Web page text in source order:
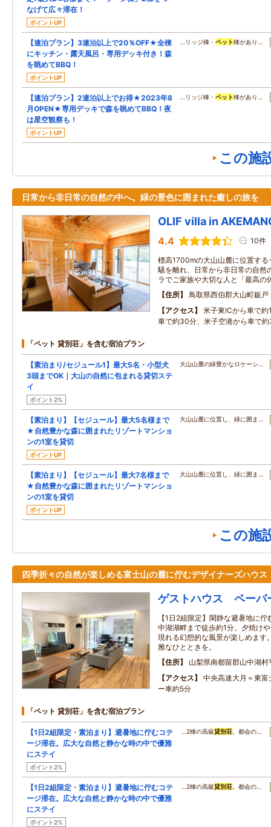
なげて広々滞在！
ポイントUP
【連泊プラン】3連泊以上で20％OFF★全棟
にキッチン・露天風呂・専用デッキ付き！森
を眺めてBBQ！
ポイントUP
…リッジ棟・ ペット棟があり…
【連泊プラン】2連泊以上でお得★2023年8
月OPEN★専用デッキで森を眺めてBBQ！夜
は星空観察も！
ポイントUP
…リッジ棟・ ペット棟があり…
この施
日常から非日常の自然の中へ。緑の景色に囲まれた癒しの旅を
OLIF villa in
4.4 10件
標高1700mの大山山麓に位置す
騒を離れ、日常から非日常の自然
ラでご家族や大切な人と「最高の
住所
鳥取県西伯郡大山町鈑戸
アクセス
米子東ICから車で
車で約30分、米子空港から車で
「ペット 貸別荘」を含む宿泊プラン
【素泊まり/セジュール1】最大5名・小型犬
3頭までOK｜大山の自然に包まれる貸切ステ
イ
ポイント2%
大山山麓の緑豊かなロケーシ…
【素泊まり】【セジュール】最大5名様まで
★自然豊かな森に囲まれたリゾートマンショ
ンの1室を貸切
ポイントUP
大山山麓に位置し、緑に囲ま…
【素泊まり】【セジュール】最大7名様まで
★自然豊かな森に囲まれたリゾートマンショ
ンの1室を貸切
ポイントUP
大山山麓に位置し、緑に囲ま…
この施
四季折々の自然が楽しめる富士山の麓に佇むデザイナーズハウス
ゲストハウス ペーパ
【1日2組限定】閑静な避暑地に
中湖湖畔まで徒歩約1分。夕焼け
現れる幻想的な風景が楽しめます
雅なひとときを。
住所
山梨県南都留郡山中湖
アクセス
中央高速大月＝東
ー車約5分
「ペット 貸別荘」を含む宿泊プラン
【1日2組限定・素泊まり】避暑地に佇むコテ
ージ滞在。広大な自然と静かな時の中で優雅
にステイ
ポイント2%
…2棟の高級貸別荘 。都会の…
【1日2組限定・素泊まり】避暑地に佇むコテ
ージ滞在。広大な自然と静かな時の中で優雅
にステイ
ポイント2%
…2棟の高級貸別荘 。都会の…